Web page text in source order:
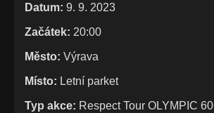
Datum: 9. 9. 2023
Začátek: 20:00
Město: Výrava
Místo: Letní parket
Typ akce: Respect Tour OLYMPIC 60